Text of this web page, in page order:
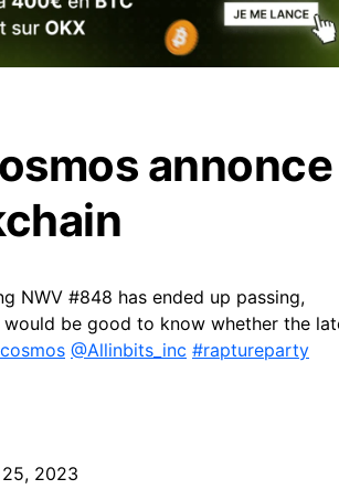
annonce
NWV #848 has ended up passing,
be good to know whether the
@Allinbits_inc #raptureparty
2023